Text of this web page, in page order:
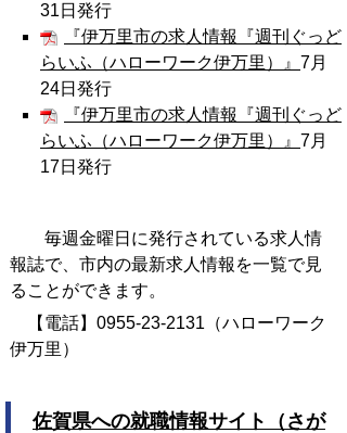
31日発行
『伊万里市の求人情報『週刊ぐっど
らいふ（ハローワーク伊万里）』 7月
24日発行
『伊万里市の求人情報『週刊ぐっど
らいふ（ハローワーク伊万里）』 7月
17日発行
毎週金曜日に発行されている求人情
報誌で、市内の最新求人情報を一覧で見
ることができます。
【電話】0955-23-2131（ハローワーク
伊万里）
佐賀県への就職情報サイト（さが